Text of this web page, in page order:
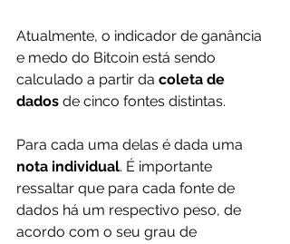
Atualmente, o indicador de ganância
e medo do Bitcoin está sendo
calculado a partir da coleta de
dados de cinco fontes distintas.
Para cada uma delas é dada uma
nota individual. É importante
ressaltar que para cada fonte de
dados há um respectivo peso, de
acordo com o seu grau de